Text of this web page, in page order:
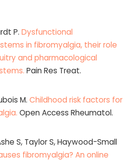
P. Dysfunctional
in fibromyalgia, their role
and pharmacological
Pain Res Treat.
M. Childhood risk factors for
Open Access Rheumatol.
S, Taylor S, Haywood-Small
fibromyalgia? An online